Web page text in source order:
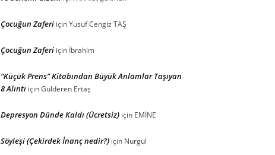
Çocuğun Zaferi içinYusuf Cengiz TAŞ
Çocuğun Zaferi için İbrahim
“Küçük Prens” Kitabından Büyük Anlamlar Taşıyan
8 Alıntı içinGülderen Ertaş
Depresyon Dünde Kaldı (Ücretsiz) için EMİNE
Söyleşi (Çekirdek İnanç nedir?) için Nurgul